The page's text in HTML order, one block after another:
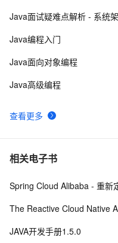
10常用Map实现类对比
查看更多
Java面试疑难点解析 - 系统
Java编程入门
Java面向对象编程
Java高级编程
相关电子书
Spring Cloud Alibaba - 重新
The Reactive Cloud Native
JAVA开发手册1.5.0